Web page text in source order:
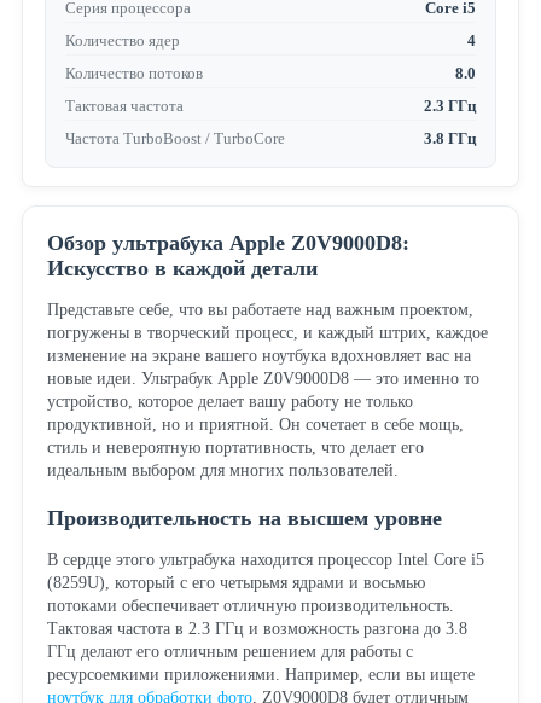
Серия процессора
Core i5
Количество ядер
4
Количество потоков
8.0
Тактовая частота
2.3 ГГц
Частота TurboBoost / TurboCore
3.8 ГГц
Обзор ультрабука Apple Z0V9000D8:
Искусство в каждой детали
Представьте себе, что вы работаете над важным проектом,
погружены в творческий процесс, и каждый штрих, каждое
изменение на экране вашего ноутбука вдохновляет вас на
новые идеи. Ультрабук Apple Z0V9000D8 — это именно то
устройство, которое делает вашу работу не только
продуктивной, но и приятной. Он сочетает в себе мощь,
стиль и невероятную портативность, что делает его
идеальным выбором для многих пользователей.
Производительность на высшем уровне
В сердце этого ультрабука находится процессор Intel Core i5
(8259U), который с его четырьмя ядрами и восьмью
потоками обеспечивает отличную производительность.
Тактовая частота в 2.3 ГГц и возможность разгона до 3.8
ГГц делают его отличным решением для работы с
ресурсоемкими приложениями. Например, если вы ищете
ноутбук для обработки фото, Z0V9000D8 будет отличным